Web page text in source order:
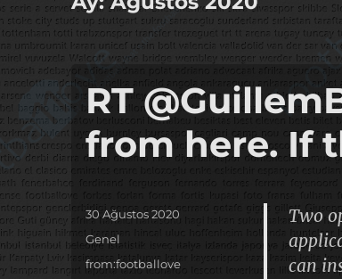
RT
from here. If
Two
can
Yayın
tarihi
30 Ağustos 2020
Kategoriler
Genel
Etiketler
from:footballove